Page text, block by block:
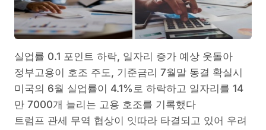
실업률 0.1 포인트 하락, 일자리 증가 예상 웃돌아
정부고용이 호조 주도, 기준금리 7월말 동결 확실시
미국의 6월 실업률이 4.1%로 하락하고 일자리를 14
만 7000개 늘리는 고용 호조를 기록했다
트럼프 관세 무역 협상이 잇따라 타결되고 있어 우려